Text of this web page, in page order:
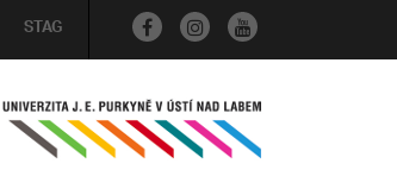
STAG